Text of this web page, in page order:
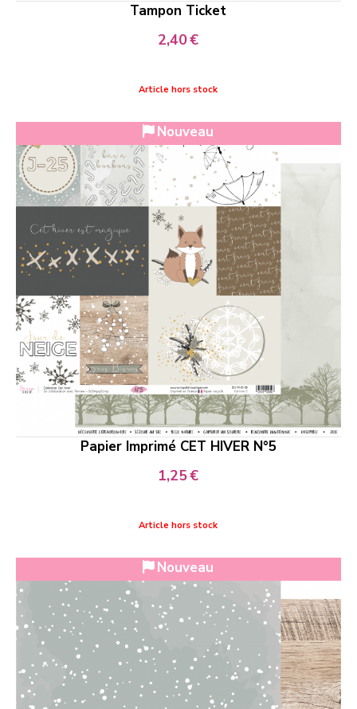
Tampon Ticket
2,40€
Article hors stock
Nouveau
Papier Imprimé CET HIVER N°5
1,25€
Article hors stock
Nouveau